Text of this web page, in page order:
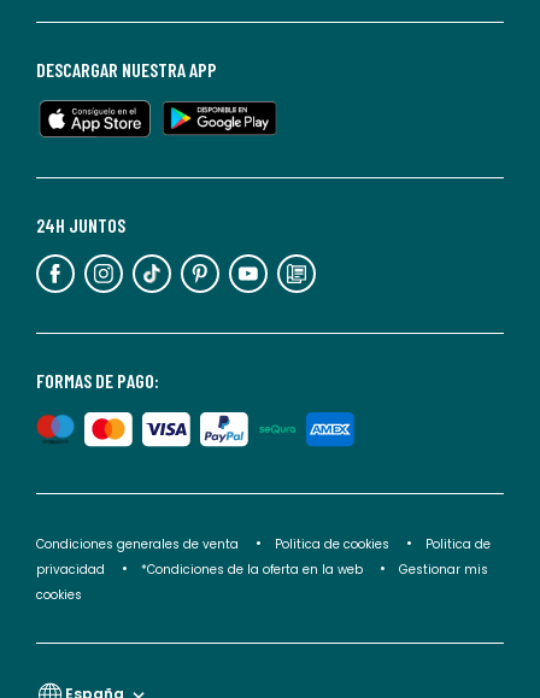
de
en
cualquier
Para
información,
puedes
nuestra
de
privacidad</2>.
FORMAS DE PAGO:
24H JUNTOS
DESCARGAR NUESTRA APP
Condiciones generales de venta Politica de cookies
Politica de
privacidad
*Condiciones de la oferta en la web
Gestionar mis
cookies
España